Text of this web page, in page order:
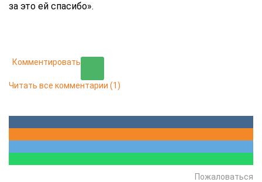
за это ей спасибо».
Комментировать
Читать все комментарии (1)
Пожаловаться